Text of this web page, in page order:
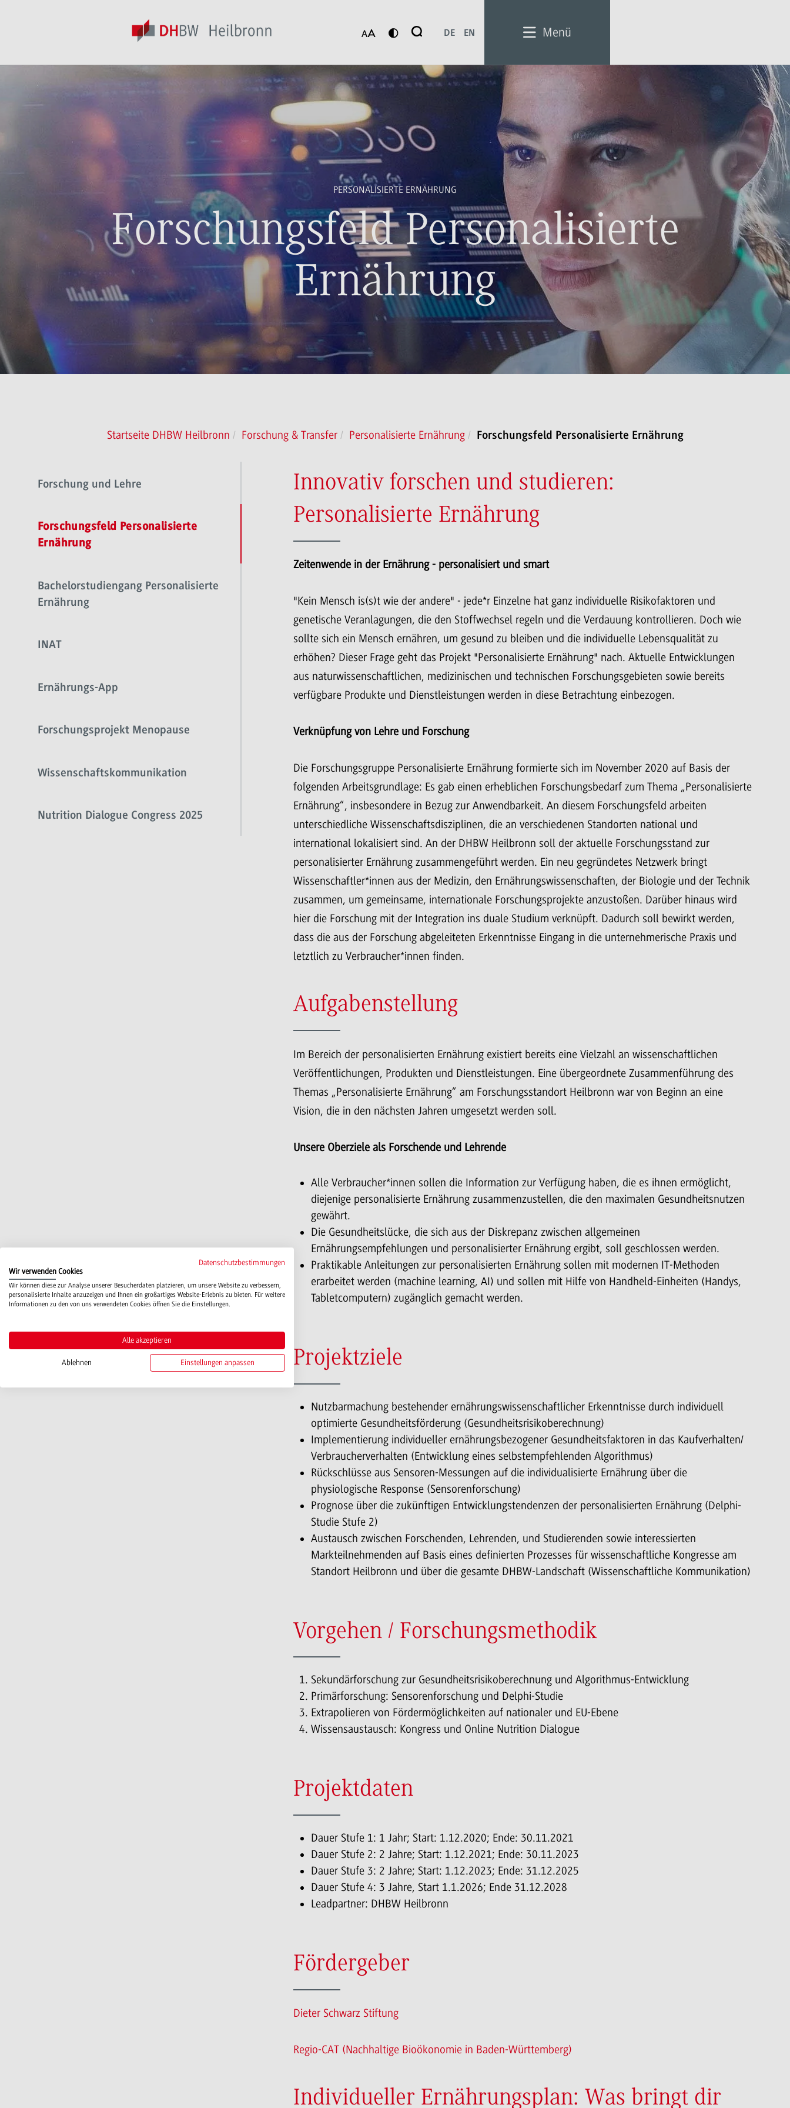
Suche
DE EN Menü
PERSONALISIERTE ERNÄHRUNG
Forschungsfeld Personalisierte
Ernährung
Startseite DHBW Heilbronn Forschung & Transfer Personalisierte Ernährung Forschungsfeld Personalisierte Ernährung
Forschung und Lehre
Forschungsfeld Personalisierte
Ernährung
Bachelorstudiengang Personalisierte
Ernährung
INAT
Ernährungs-App
Forschungsprojekt Menopause
Wissenschaftskommunikation
Nutrition Dialogue Congress 2025
Innovativ forschen und studieren:
Personalisierte Ernährung
Zeitenwende in der Ernährung - personalisiert und smart
"Kein Mensch is(s)t wie der andere" - jede*r Einzelne hat ganz individuelle Risikofaktoren und
genetische Veranlagungen, die den Stoffwechsel regeln und die Verdauung kontrollieren. Doch wie
sollte sich ein Mensch ernähren, um gesund zu bleiben und die individuelle Lebensqualität zu
erhöhen? Dieser Frage geht das Projekt "Personalisierte Ernährung" nach. Aktuelle Entwicklungen
aus naturwissenschaftlichen, medizinischen und technischen Forschungsgebieten sowie bereits
verfügbare Produkte und Dienstleistungen werden in diese Betrachtung einbezogen.
Verknüpfung von Lehre und Forschung
Die Forschungsgruppe Personalisierte Ernährung formierte sich im November 2020 auf Basis der
folgenden Arbeitsgrundlage: Es gab einen erheblichen Forschungsbedarf zum Thema „Personalisierte
Ernährung“, insbesondere in Bezug zur Anwendbarkeit. An diesem Forschungsfeld arbeiten
unterschiedliche Wissenschaftsdisziplinen, die an verschiedenen Standorten national und
international lokalisiert sind. An der DHBW Heilbronn soll der aktuelle Forschungsstand zur
personalisierter Ernährung zusammengeführt werden. Ein neu gegründetes Netzwerk bringt
Wissenschaftler*innen aus der Medizin, den Ernährungswissenschaften, der Biologie und der Technik
zusammen, um gemeinsame, internationale Forschungsprojekte anzustoßen. Darüber hinaus wird
hier die Forschung mit der Integration ins duale Studium verknüpft. Dadurch soll bewirkt werden,
dass die aus der Forschung abgeleiteten Erkenntnisse Eingang in die unternehmerische Praxis und
letztlich zu Verbraucher*innen finden.
Aufgabenstellung
Im Bereich der personalisierten Ernährung existiert bereits eine Vielzahl an wissenschaftlichen
Veröffentlichungen, Produkten und Dienstleistungen. Eine übergeordnete Zusammenführung des
Themas „Personalisierte Ernährung“ am Forschungsstandort Heilbronn war von Beginn an eine
Vision, die in den nächsten Jahren umgesetzt werden soll.
Unsere Oberziele als Forschende und Lehrende
Alle Verbraucher*innen sollen die Information zur Verfügung haben, die es ihnen ermöglicht,
diejenige personalisierte Ernährung zusammenzustellen, die den maximalen Gesundheitsnutzen
gewährt.
Die Gesundheitslücke, die sich aus der Diskrepanz zwischen allgemeinen
Ernährungsempfehlungen und personalisierter Ernährung ergibt, soll geschlossen werden.
Praktikable Anleitungen zur personalisierten Ernährung sollen mit modernen IT-Methoden
erarbeitet werden (machine learning, AI) und sollen mit Hilfe von Handheld-Einheiten (Handys,
Tabletcomputern) zugänglich gemacht werden.
Projektziele
Nutzbarmachung bestehender ernährungswissenschaftlicher Erkenntnisse durch individuell
optimierte Gesundheitsförderung (Gesundheitsrisikoberechnung)
Implementierung individueller ernährungsbezogener Gesundheitsfaktoren in das Kaufverhalten/
Verbraucherverhalten (Entwicklung eines selbstempfehlenden Algorithmus)
Rückschlüsse aus Sensoren-Messungen auf die individualisierte Ernährung über die
physiologische Response (Sensorenforschung)
Prognose über die zukünftigen Entwicklungstendenzen der personalisierten Ernährung (Delphi-
Studie Stufe 2)
Austausch zwischen Forschenden, Lehrenden, und Studierenden sowie interessierten
Markteilnehmenden auf Basis eines definierten Prozesses für wissenschaftliche Kongresse am
Standort Heilbronn und über die gesamte DHBW-Landschaft (Wissenschaftliche Kommunikation)
Vorgehen / Forschungsmethodik
Sekundärforschung zur Gesundheitsrisikoberechnung und Algorithmus-Entwicklung
Primärforschung: Sensorenforschung und Delphi-Studie
Extrapolieren von Fördermöglichkeiten auf nationaler und EU-Ebene
Wissensaustausch: Kongress und Online Nutrition Dialogue
Projektdaten
Dauer Stufe 1: 1 Jahr; Start: 1.12.2020; Ende: 30.11.2021
Dauer Stufe 2: 2 Jahre; Start: 1.12.2021; Ende: 30.11.2023
Dauer Stufe 3: 2 Jahre; Start: 1.12.2023; Ende: 31.12.2025
Dauer Stufe 4: 3 Jahre, Start 1.1.2026; Ende 31.12.2028
Leadpartner: DHBW Heilbronn
Fördergeber
Dieter Schwarz Stiftung
Regio-CAT (Nachhaltige Bioökonomie in Baden-Württemberg)
Individueller Ernährungsplan: Was bringt dir
Datenschutzbestimmungen
Wir verwenden Cookies
Wir können diese zur Analyse unserer Besucherdaten platzieren, um unsere Website zu verbessern,
personalisierte Inhalte anzuzeigen und Ihnen ein großartiges Website-Erlebnis zu bieten. Für weitere
Informationen zu den von uns verwendeten Cookies öffnen Sie die Einstellungen.
Alle akzeptieren
Ablehnen Einstellungen anpassen